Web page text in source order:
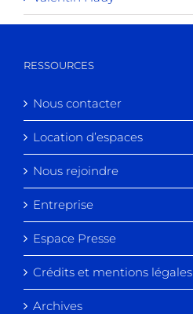
RESSOURCES
Nous contacter
Location d’espaces
Nous rejoindre
Entreprise
Espace Presse
Crédits et mentions légales
Archives